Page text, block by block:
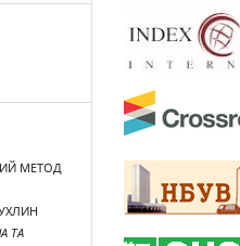
МЕТОД
ТА